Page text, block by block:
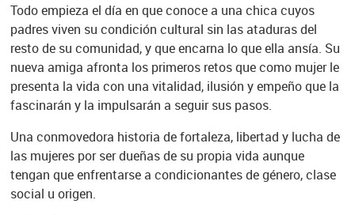
Todo empieza el día en que conoce a una chica cuyos
padres viven su condición cultural sin las ataduras del
resto de su comunidad, y que encarna lo que ella ansía. Su
nueva amiga afronta los primeros retos que como mujer le
presenta la vida con una vitalidad, ilusión y empeño que la
fascinarán y la impulsarán a seguir sus pasos.
Una conmovedora historia de fortaleza, libertad y lucha de
las mujeres por ser dueñas de su propia vida aunque
tengan que enfrentarse a condicionantes de género, clase
social u origen.